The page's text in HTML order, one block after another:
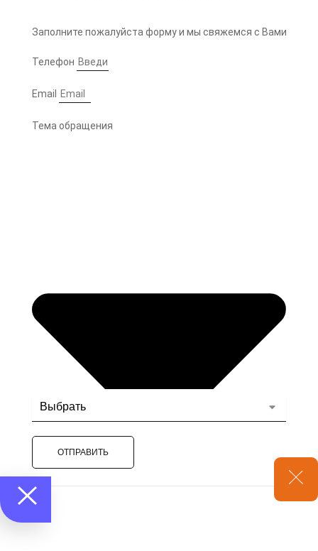
Заполните пожалуйста форму и мы свяжемся с Вами
Телефон
Email
Тема обращения
ОТПРАВИТЬ